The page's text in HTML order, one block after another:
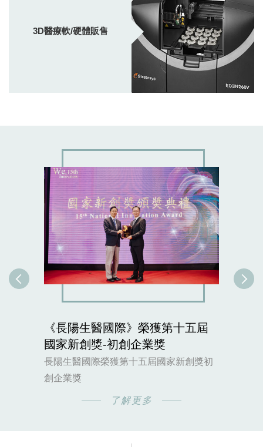
3D醫療軟/硬體販售
《長陽生醫國際》榮獲第十五屆
國家新創獎-初創企業獎
長陽生醫國際榮獲第十五屆國家新創獎初
創企業獎
了解更多